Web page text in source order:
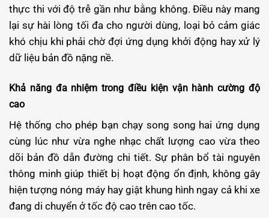
thực thi với độ trễ gần như bằng không. Điều này mang
lại sự hài lòng tối đa cho người dùng, loại bỏ cảm giác
khó chịu khi phải chờ đợi ứng dụng khởi động hay xử lý
dữ liệu bản đồ nặng nề.
Khả năng đa nhiệm trong điều kiện vận hành cường độ
cao
Hệ thống cho phép bạn chạy song song hai ứng dụng
cùng lúc như vừa nghe nhạc chất lượng cao vừa theo
dõi bản đồ dẫn đường chi tiết. Sự phân bổ tài nguyên
thông minh giúp thiết bị hoạt động ổn định, không gây
hiện tượng nóng máy hay giật khung hình ngay cả khi xe
đang di chuyển ở tốc độ cao trên cao tốc.